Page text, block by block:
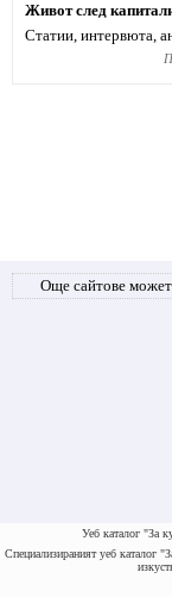
Живот след
Статии, интервюта,
Още сайтове
Уеб каталог "За
Специализираният уеб каталог